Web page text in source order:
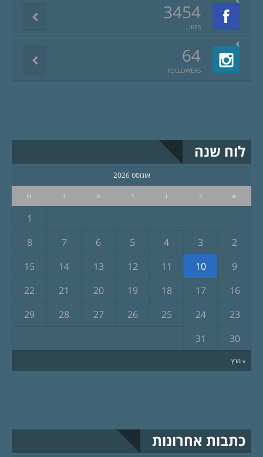
3454
LIKES
64
FOLLOWERS
לוח שנה
אוגוסט 2026
א ב ג ד ה ו ש
« מרץ
1
2
3
4
5
6
7
8
9
10
11
12
13
14
15
16
17
18
19
20
21
22
23
24
25
26
27
28
29
30
31
כתבות אחרונות